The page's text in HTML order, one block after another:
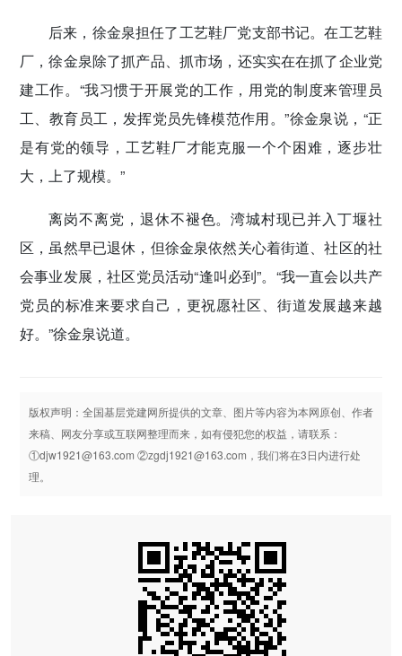
后来，徐金泉担任了工艺鞋厂党支部书记。在工艺鞋
厂，徐金泉除了抓产品、抓市场，还实实在在抓了企业党
建工作。“我习惯于开展党的工作，用党的制度来管理员
工、教育员工，发挥党员先锋模范作用。”徐金泉说，“正
是有党的领导，工艺鞋厂才能克服一个个困难，逐步壮
大，上了规模。”
离岗不离党，退休不褪色。湾城村现已并入丁堰社
区，虽然早已退休，但徐金泉依然关心着街道、社区的社
会事业发展，社区党员活动“逢叫必到”。“我一直会以共产
党员的标准来要求自己，更祝愿社区、街道发展越来越
好。”徐金泉说道。
版权声明：全国基层党建网所提供的文章、图片等内容为本网原创、作者
来稿、网友分享或互联网整理而来，如有侵犯您的权益，请联系：
①djw1921@163.com ②zgdj1921@163.com，我们将在3日内进行处
理。